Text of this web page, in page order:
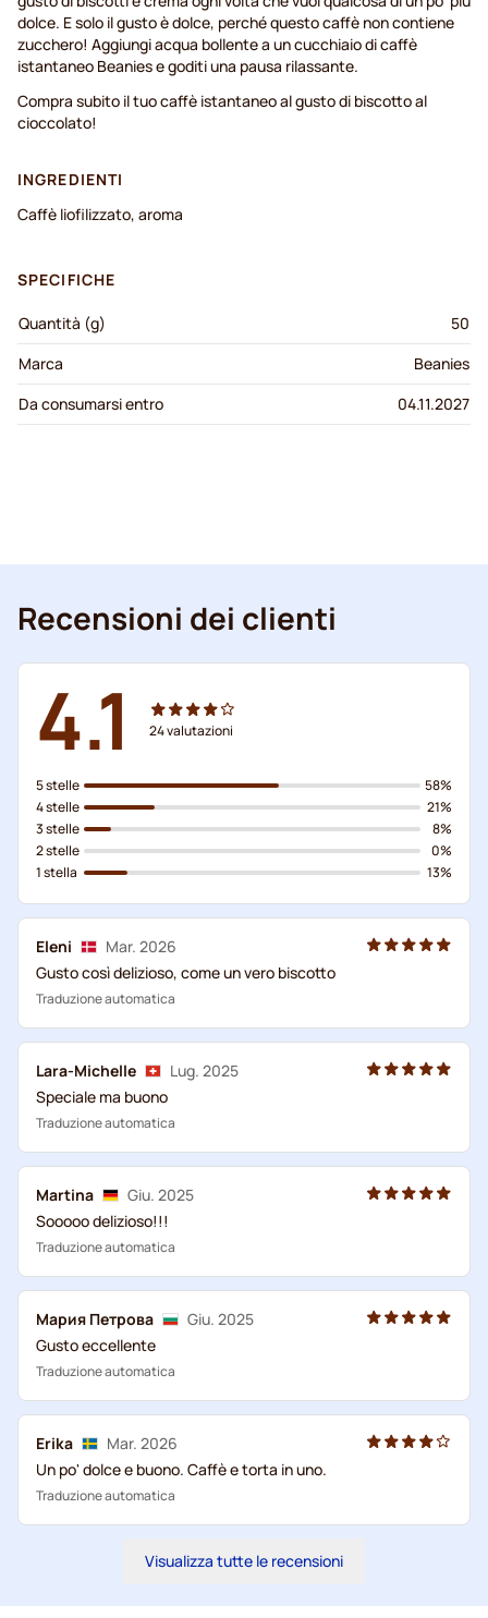
dolce. E solo il gusto è dolce, perché questo caffè non contiene
zucchero! Aggiungi acqua bollente a un cucchiaio di caffè
istantaneo Beanies e goditi una pausa rilassante.
Compra subito il tuo caffè istantaneo al gusto di biscotto al
cioccolato!
INGREDIENTI
Caffè liofilizzato, aroma
SPECIFICHE
Quantità (g)
50
Marca
Beanies
Da consumarsi entro
04.11.2027
Recensioni dei clienti
4.1 24valutazioni
5 stelle
4 stelle
3 stelle
2 stelle
1 stella
58%
21%
8%
0%
13%
Eleni
Mar. 2026
Gusto così delizioso, come un vero biscotto
Traduzione automatica
Lara-Michelle
Lug. 2025
Speciale ma buono
Traduzione automatica
Martina
Giu. 2025
Sooooo delizioso!!!
Traduzione automatica
Мария Петрова
Giu. 2025
Gusto eccellente
Traduzione automatica
Erika
Mar. 2026
Un po' dolce e buono. Caffè e torta in uno.
Traduzione automatica
Visualizza tutte le recensioni